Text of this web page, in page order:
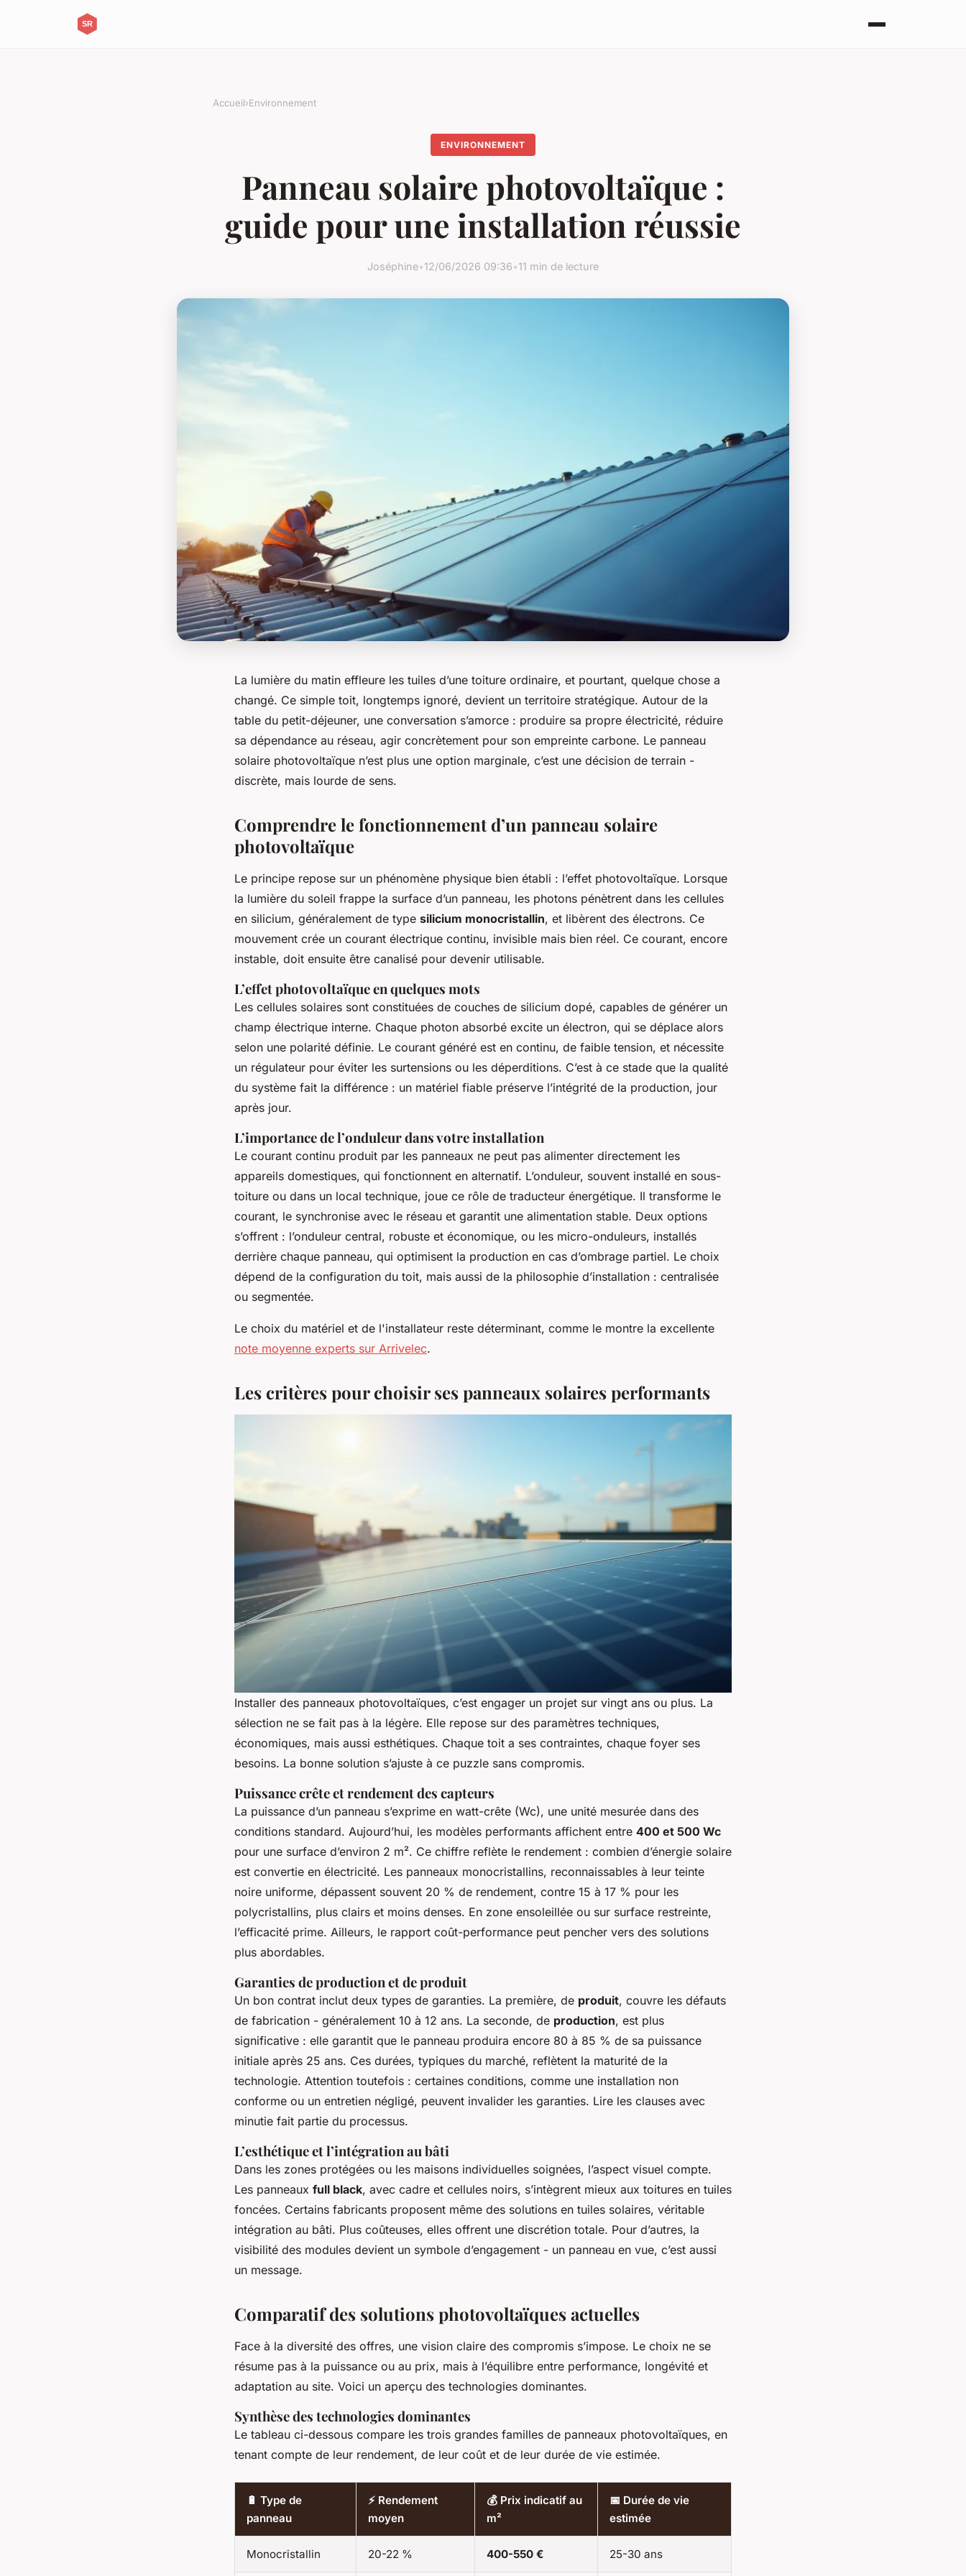
Accueil›Environnement
ENVIRONNEMENT
Panneau solaire photovoltaïque :
guide pour une installation réussie
Joséphine•12/06/2026 09:36•11 min de lecture
La lumière du matin effleure les tuiles d’une toiture ordinaire, et pourtant, quelque chose a
changé. Ce simple toit, longtemps ignoré, devient un territoire stratégique. Autour de la
table du petit-déjeuner, une conversation s’amorce : produire sa propre électricité, réduire
sa dépendance au réseau, agir concrètement pour son empreinte carbone. Le panneau
solaire photovoltaïque n’est plus une option marginale, c’est une décision de terrain -
discrète, mais lourde de sens.
Comprendre le fonctionnement d’un panneau solaire
photovoltaïque
Le principe repose sur un phénomène physique bien établi : l’effet photovoltaïque. Lorsque
la lumière du soleil frappe la surface d’un panneau, les photons pénètrent dans les cellules
en silicium, généralement de type silicium monocristallin, et libèrent des électrons. Ce
mouvement crée un courant électrique continu, invisible mais bien réel. Ce courant, encore
instable, doit ensuite être canalisé pour devenir utilisable.
L’effet photovoltaïque en quelques mots
Les cellules solaires sont constituées de couches de silicium dopé, capables de générer un
champ électrique interne. Chaque photon absorbé excite un électron, qui se déplace alors
selon une polarité définie. Le courant généré est en continu, de faible tension, et nécessite
un régulateur pour éviter les surtensions ou les déperditions. C’est à ce stade que la qualité
du système fait la différence : un matériel fiable préserve l’intégrité de la production, jour
après jour.
L’importance de l’onduleur dans votre installation
Le courant continu produit par les panneaux ne peut pas alimenter directement les
appareils domestiques, qui fonctionnent en alternatif. L’onduleur, souvent installé en sous-
toiture ou dans un local technique, joue ce rôle de traducteur énergétique. Il transforme le
courant, le synchronise avec le réseau et garantit une alimentation stable. Deux options
s’offrent : l’onduleur central, robuste et économique, ou les micro-onduleurs, installés
derrière chaque panneau, qui optimisent la production en cas d’ombrage partiel. Le choix
dépend de la configuration du toit, mais aussi de la philosophie d’installation : centralisée
ou segmentée.
Le choix du matériel et de l'installateur reste déterminant, comme le montre la excellente
note moyenne experts sur Arrivelec.
Les critères pour choisir ses panneaux solaires performants
Installer des panneaux photovoltaïques, c’est engager un projet sur vingt ans ou plus. La
sélection ne se fait pas à la légère. Elle repose sur des paramètres techniques,
économiques, mais aussi esthétiques. Chaque toit a ses contraintes, chaque foyer ses
besoins. La bonne solution s’ajuste à ce puzzle sans compromis.
Puissance crête et rendement des capteurs
La puissance d’un panneau s’exprime en watt-crête (Wc), une unité mesurée dans des
conditions standard. Aujourd’hui, les modèles performants affichent entre 400 et 500 Wc
pour une surface d’environ 2 m². Ce chiffre reflète le rendement : combien d’énergie solaire
est convertie en électricité. Les panneaux monocristallins, reconnaissables à leur teinte
noire uniforme, dépassent souvent 20 % de rendement, contre 15 à 17 % pour les
polycristallins, plus clairs et moins denses. En zone ensoleillée ou sur surface restreinte,
l’efficacité prime. Ailleurs, le rapport coût-performance peut pencher vers des solutions
plus abordables.
Garanties de production et de produit
Un bon contrat inclut deux types de garanties. La première, de produit, couvre les défauts
de fabrication - généralement 10 à 12 ans. La seconde, de production, est plus
significative : elle garantit que le panneau produira encore 80 à 85 % de sa puissance
initiale après 25 ans. Ces durées, typiques du marché, reflètent la maturité de la
technologie. Attention toutefois : certaines conditions, comme une installation non
conforme ou un entretien négligé, peuvent invalider les garanties. Lire les clauses avec
minutie fait partie du processus.
L’esthétique et l’intégration au bâti
Dans les zones protégées ou les maisons individuelles soignées, l’aspect visuel compte.
Les panneaux full black, avec cadre et cellules noirs, s’intègrent mieux aux toitures en tuiles
foncées. Certains fabricants proposent même des solutions en tuiles solaires, véritable
intégration au bâti. Plus coûteuses, elles offrent une discrétion totale. Pour d’autres, la
visibilité des modules devient un symbole d’engagement - un panneau en vue, c’est aussi
un message.
Comparatif des solutions photovoltaïques actuelles
Face à la diversité des offres, une vision claire des compromis s’impose. Le choix ne se
résume pas à la puissance ou au prix, mais à l’équilibre entre performance, longévité et
adaptation au site. Voici un aperçu des technologies dominantes.
Synthèse des technologies dominantes
Le tableau ci-dessous compare les trois grandes familles de panneaux photovoltaïques, en
tenant compte de leur rendement, de leur coût et de leur durée de vie estimée.
🔋 Type de
panneau
⚡ Rendement
moyen
💰 Prix indicatif au
m²
📅 Durée de vie
estimée
Monocristallin 20-22 % 400-550 € 25-30 ans